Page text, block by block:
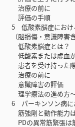
治療の前に
評価の手順
5‌ 低酸素脳症におけ
（脳損傷・意識障害含
低酸素脳症とは？
低酸素または虚血が
患者を受け持った
治療の前に
意識障害の評価
理学療法の進め方〜
6‌ パーキンソン病に
筋強剛と動作能力
PDの異常筋緊張は